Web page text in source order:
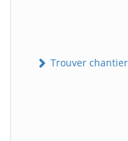
Trouver